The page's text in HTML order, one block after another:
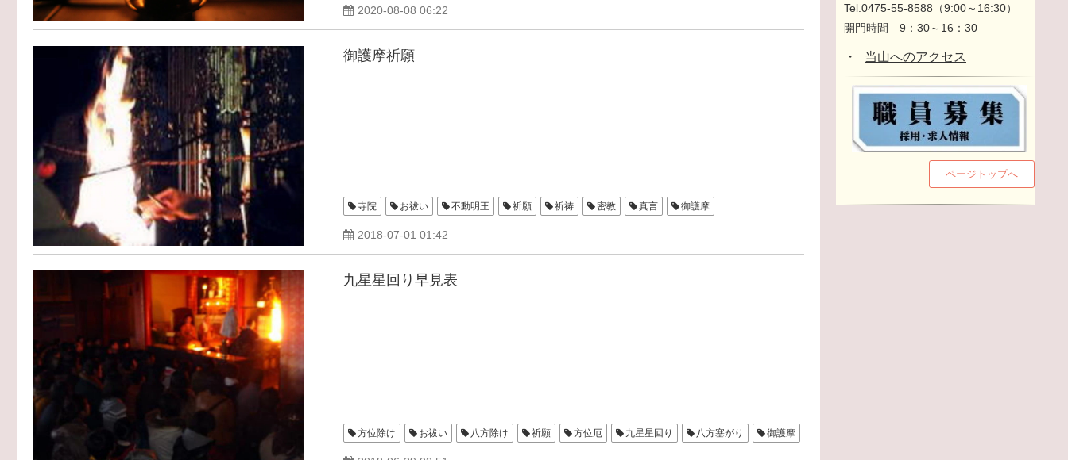
2020-08-08 06:22
御護摩祈願
寺院 お祓い 不動明王 祈願 祈祷 密教 真言 御護摩
2018-07-01 01:42
九星星回り早見表
方位除け お祓い 八方除け 祈願 方位厄 九星星回り 八方塞がり 御護摩
Tel.0475-55-8588（9:00～16:30）
開門時間 9：30～16：30
・ 当山へのアクセス
ページトップへ